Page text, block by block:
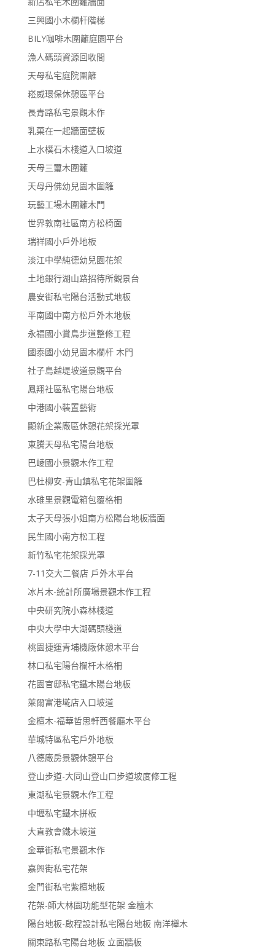
三興國小木欄杆階梯
BILY咖啡木圍籬庭園平台
漁人碼頭資源回收間
天母私宅庭院圍籬
崧威環保休憩區平台
長青路私宅景觀木作
乳菓在一起牆面壁板
上水樸石木棧道入口坡道
天母三璽木圍籬
天母丹佛幼兒園木圍籬
玩藝工場木圍籬木門
世界敦南社區南方松椅面
瑞祥國小戶外地板
淡江中學純德幼兒園花架
土地銀行湖山路招待所觀景台
農安街私宅陽台活動式地板
平南國中南方松戶外木地板
永福國小賞鳥步道整修工程
國泰國小幼兒園木欄杆 木門
社子島越堤坡道景觀平台
鳳翔社區私宅陽台地板
中港國小裝置藝術
顯新企業廠區休憩花架採光罩
東騰天母私宅陽台地板
巴崚國小景觀木作工程
巴杜柳安-青山鎮私宅花架圍籬
水碓里景觀電箱包覆格柵
太子天母張小姐南方松陽台地板牆面
民生國小南方松工程
新竹私宅花架採光罩
7-11交大二餐店 戶外木平台
冰片木-統計所廣場景觀木作工程
中央研究院小森林棧道
中央大學中大湖碼頭棧道
桃園捷運青埔機廠休憩木平台
林口私宅陽台欄杆木格柵
花園官邸私宅鐵木陽台地板
萊爾富港墘店入口坡道
金檀木-福華哲思軒西餐廳木平台
華城特區私宅戶外地板
八德廠房景觀休憩平台
登山步道-大同山登山口步道坡度修工程
東湖私宅景觀木作工程
中壢私宅鐵木拼板
大直教會鐵木坡道
金華街私宅景觀木作
嘉興街私宅花架
金門街私宅紫檀地板
花架-師大林園功能型花架 金檀木
陽台地板-啟程設計私宅陽台地板 南洋櫸木
關東路私宅陽台地板 立面牆板